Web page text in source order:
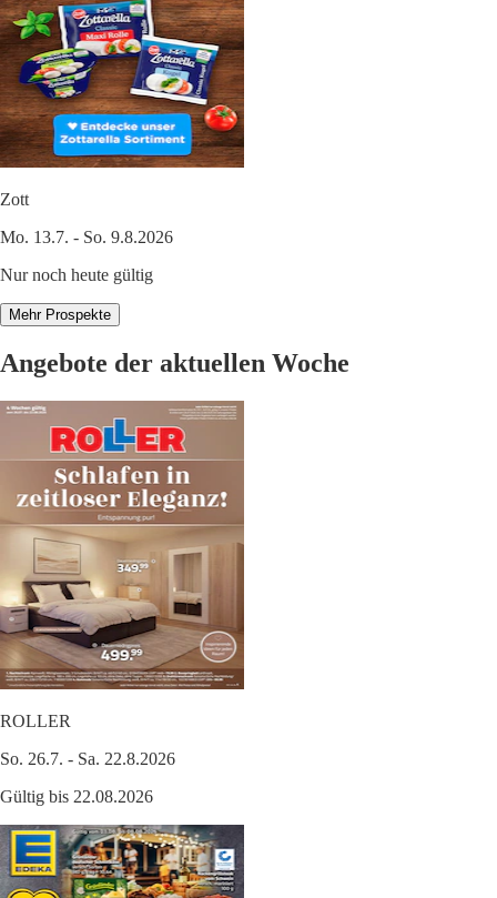
Zott
Mo. 13.7. - So. 9.8.2026
Nur noch heute gültig
Mehr Prospekte
Angebote der aktuellen Woche
ROLLER
So. 26.7. - Sa. 22.8.2026
Gültig bis 22.08.2026